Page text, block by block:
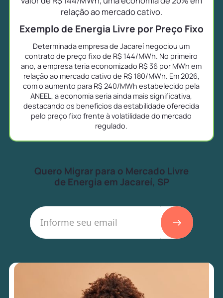
relação ao mercado cativo.
Exemplo de Energia Livre por Preço Fixo
Determinada empresa de Jacareí negociou um
contrato de preço fixo de R$ 144/MWh. No primeiro
ano, a empresa teria economizado R$ 36 por MWh em
relação ao mercado cativo de R$ 180/MWh. Em 2026,
com o aumento para R$ 240/MWh estabelecido pela
ANEEL, a economia seria ainda mais significativa,
destacando os benefícios da estabilidade oferecida
pelo preço fixo frente à volatilidade do mercado
regulado.
Quero Migrar para o Mercado Livre
de Energia em Jacareí, SP